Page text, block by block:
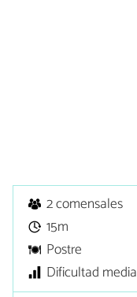
2 comensales
15m
Postre
Dificultad media